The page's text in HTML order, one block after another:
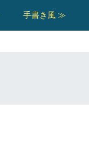
手書き風 ≫